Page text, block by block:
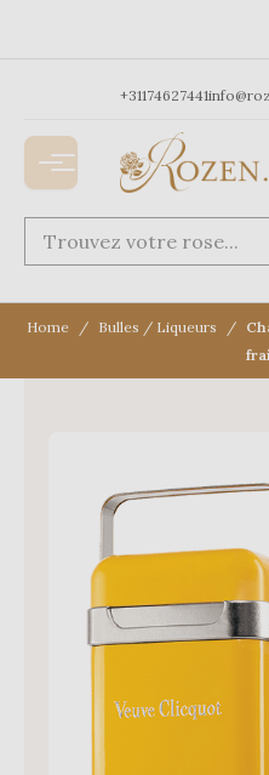
+31174627441
Home Bulles / Liqueurs